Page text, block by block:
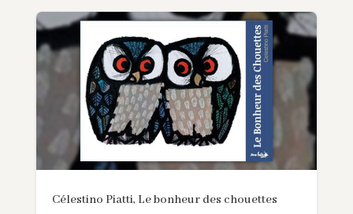
Célestino Piatti, Le bonheur des chouettes